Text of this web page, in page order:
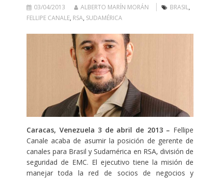
03/04/2013 ALBERTO MARÍN MORÁN BRASIL,
FELLIPE CANALE, RSA, SUDAMÉRICA
Caracas, Venezuela 3 de abril de 2013 – Fellipe
Canale acaba de asumir la posición de gerente de
canales para Brasil y Sudamérica en RSA, división de
seguridad de EMC. El ejecutivo tiene la misión de
manejar toda la red de socios de negocios y